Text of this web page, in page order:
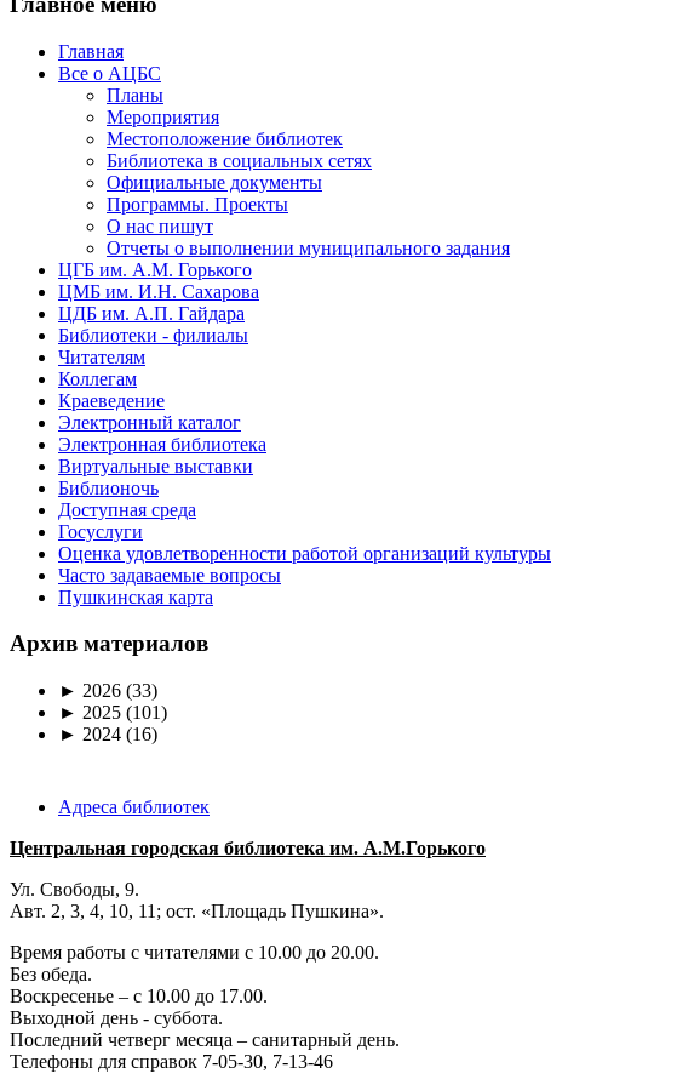
Главная
Все о АЦБС
Планы
Мероприятия
Местоположение библиотек
Библиотека в социальных сетях
Официальные документы
Программы. Проекты
О нас пишут
Отчеты о выполнении муниципального задания
ЦГБ им. А.М. Горького
ЦМБ им. И.Н. Сахарова
ЦДБ им. А.П. Гайдара
Библиотеки - филиалы
Читателям
Коллегам
Краеведение
Электронный каталог
Электронная библиотека
Виртуальные выставки
Библионочь
Доступная среда
Госуслуги
Оценка удовлетворенности работой организаций культуры
Часто задаваемые вопросы
Пушкинская карта
Архив материалов
► 2026 (33)
► 2025 (101)
► 2024 (16)
Адреса библиотек
Центральная городская библиотека им. А.М.Горького
Ул. Свободы, 9.
Авт. 2, 3, 4, 10, 11; ост. «Площадь Пушкина».
Время работы с читателями с 10.00 до 20.00.
Без обеда.
Воскресенье – с 10.00 до 17.00.
Выходной день - суббота.
Последний четверг месяца – санитарный день.
Телефоны для справок 7-05-30, 7-13-46